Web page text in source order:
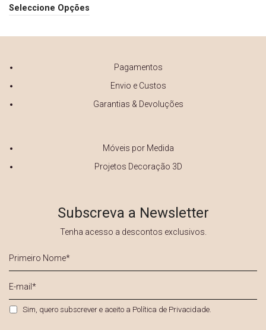
Seleccione Opções
Pagamentos
Envio e Custos
Garantias & Devoluções
Móveis por Medida
Projetos Decoração 3D
Subscreva a Newsletter
Tenha acesso a descontos exclusivos.
Nome
*
mail
Privacidade *
Sim, quero subscrever e aceito a Política de Privacidade.